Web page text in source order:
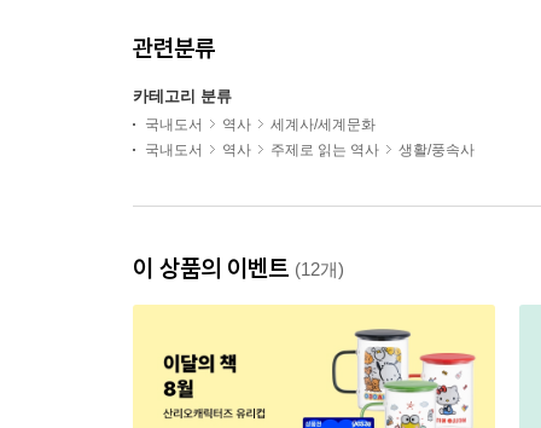
관련분류
카테고리 분류
국내도서 역사
세계사/세계문화
국내도서
역사 주제로 읽는 역사 생활/풍속사
이 상품의 이벤트 (12개)